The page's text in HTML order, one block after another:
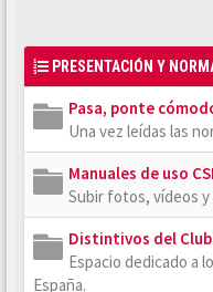
PRESENTACIÓN Y
Pasa, ponte
Una vez leídas las
Manuales de uso
Subir fotos, vídeos y
Distintivos del Club
Espacio dedicado a
España.